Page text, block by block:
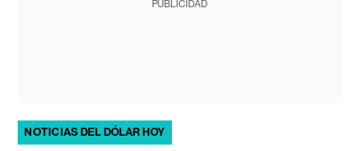
PUBLICIDAD
NOTICIAS DEL DÓLAR HOY